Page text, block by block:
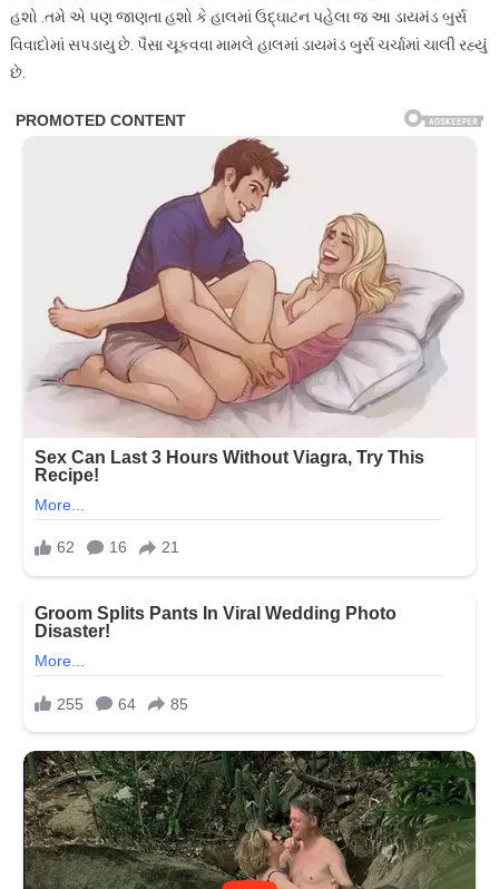
હશો .તમે એ પણ જાણતા હશો કે હાલમાં ઉદ્ઘાટન પહેલા જ આ ડાયમંડ બુર્સ
વિવાદોમાં સપડાયુ છે. પૈસા ચૂકવવા મામલે હાલમાં ડાયમંડ બુર્સ ચર્ચામાં ચાલી રહ્યું
છે.